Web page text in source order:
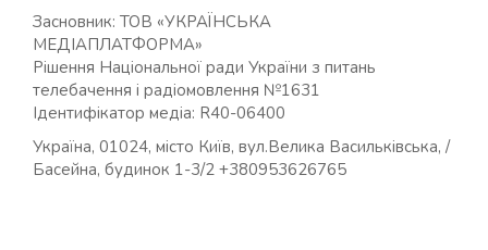
Засновник: ТОВ «УКРАЇНСЬКА
МЕДІАПЛАТФОРМА»
Рішення Національної ради України з питань
телебачення і радіомовлення №1631
Ідентифікатор медіа: R40-06400
Україна, 01024, місто Київ, вул.Велика Васильківська, /
Басейна, будинок 1-3/2 +380953626765